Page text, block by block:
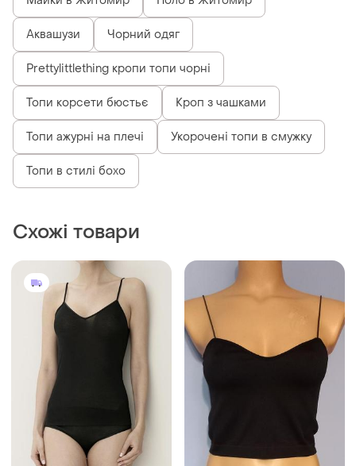
Аквашузи Чорний одяг
Prettylittlething кропи топи чорні
Топи корсети бюстьє Кроп з чашками
Топи ажурні на плечі Укорочені топи в смужку
Топи в стилі бохо
Схожі товари